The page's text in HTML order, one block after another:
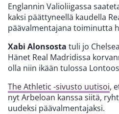
Englannin Valioliigassa
kaksi päättyneellä kaudella
päävalmentajana toiminutta
Xabi Alonsosta tuli jo
Hänet Real Madridissa
olla niin ikään tulossa
The Athletic -sivusto uutisoi,
nyt Arbeloan kanssa siitä,
uudeksi päävalmentajaksi.